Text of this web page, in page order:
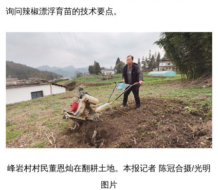
询问辣椒漂浮育苗的技术要点。
峰岩村村民董恩灿在翻耕土地。本报记者 陈冠合摄/光明
图片